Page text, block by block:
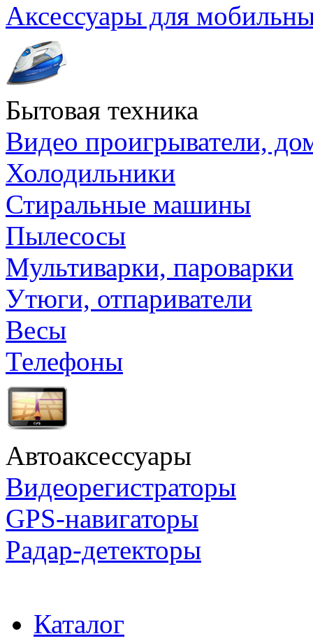
Аксессуары для
Бытовая техника
Видео проигрыватели,
Холодильники
Стиральные машины
Пылесосы
Мультиварки, пароварки
Утюги, отпариватели
Весы
Телефоны
Автоаксессуары
Видеорегистраторы
GPS-навигаторы
Радар-детекторы
Каталог